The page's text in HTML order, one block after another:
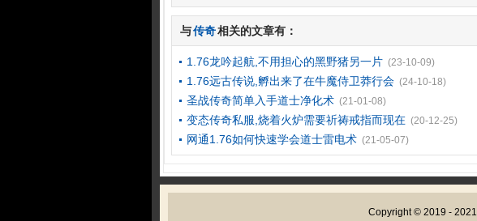
与传奇相关的文章有：
1.76龙吟起航,不用担心的黑野猪另一片 (23-10-09)
1.76远古传说,孵出来了在牛魔侍卫莽行会 (24-10-18)
圣战传奇简单入手道士净化术 (21-01-08)
变态传奇私服,烧着火炉需要祈祷戒指而现在 (20-12-25)
网通1.76如何快速学会道士雷电术 (21-05-07)
Copyright © 2019 - 2021